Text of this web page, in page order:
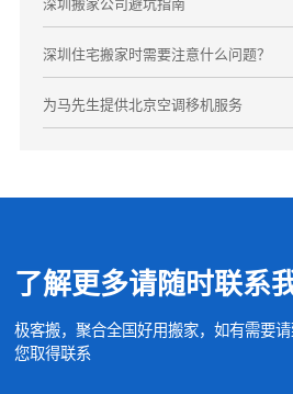
深圳搬家公司避坑指南
深圳住宅搬家时需要注意什么问题？
为马先生提供北京空调移机服务
了解更多请随时联系
极客搬，聚合全国好用搬家，如有需要
您取得联系